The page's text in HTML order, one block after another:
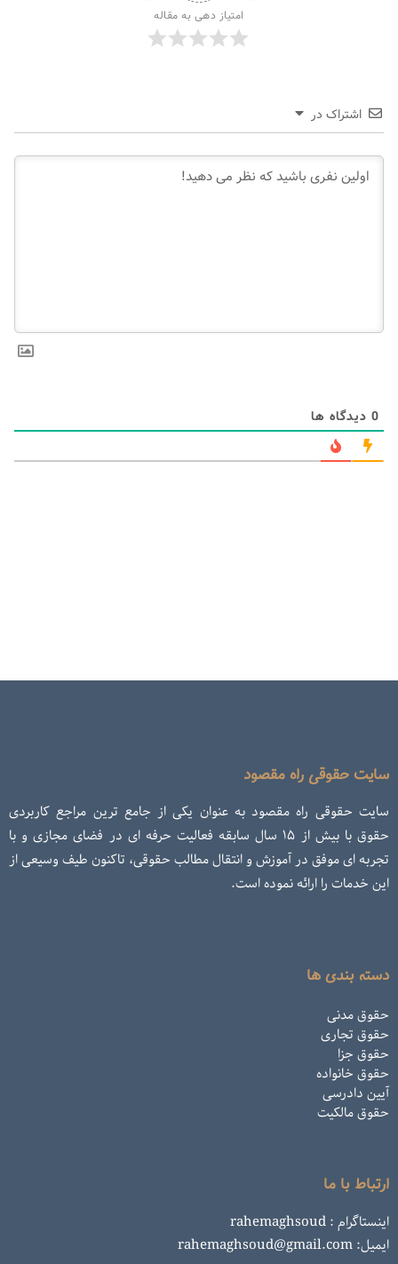
امتیاز دهی به مقاله
اشتراک در
0 دیدگاه ها
سایت حقوقی راه مقصود
سایت حقوقی راه مقصود به عنوان یکی از جامع ترین مراجع کاربردی
حقوق با بیش از ۱۵ سال سابقه فعالیت حرفه ای در فضای مجازی و با
تجربه ای موفق در آموزش و انتقال مطالب حقوقی، تاکنون طیف وسیعی از
این خدمات را ارائه نموده است.
دسته بندی ها
حقوق مدنی
حقوق تجاری
حقوق جزا
حقوق خانواده
آیین دادرسی
حقوق مالکیت
ارتباط با ما
اینستاگرام : rahemaghsoud
ایمیل: rahemaghsoud@gmail.com